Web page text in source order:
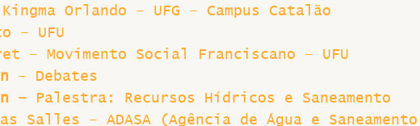
Orlando – UFG – Campus Catalão
– UFU
– Movimento Social Franciscano – UFU
– Debates
–
Palestra: Recursos Hídricos e Saneamento
Salles – ADASA (Agência de Água e Saneamento